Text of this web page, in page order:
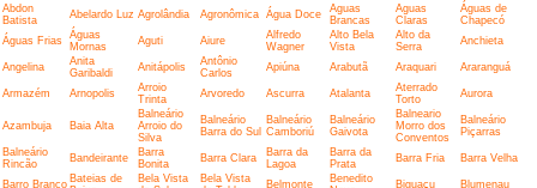
Abdon
Batista
Abelardo Luz Agrolândia Agronômica Água Doce
Aguas
Brancas
Aguas
Claras
Águas de
Chapecó
Águas Frias Águas
Mornas
Aguti Aiure
Alfredo
Wagner
Alto Bela
Vista
Alto da
Serra
Anchieta
Angelina
Anita
Garibaldi
Anitápolis
Antônio
Carlos
Apiúna Arabutã Araquari Araranguá
Armazém Arnopolis
Arroio
Trinta
Arvoredo Ascurra Atalanta
Aterrado
Torto
Aurora
Azambuja Baia Alta
Balneário
Arroio do
Silva
Balneário
Barra do Sul
Balneário
Camboriú
Balneário
Gaivota
Balneario
Morro dos
Conventos
Balneário
Piçarras
Balneário
Rincão
Bandeirante
Barra
Bonita
Barra Clara
Barra da
Lagoa
Barra da
Prata
Barra Fria Barra Velha
Barro Branco Bateias de
Bela Vista
Bela Vista
Belmonte
Benedito
Biguaçu
Blumenau